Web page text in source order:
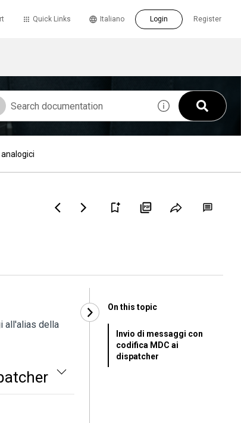
Quick Links Register
Italiano Login
all'alias della
On this topic
Invio di messaggi con
codifica MDC ai
dispatcher